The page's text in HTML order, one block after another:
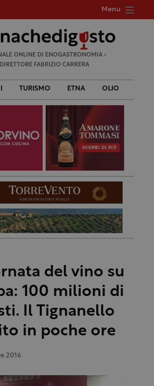
Menu
per:
ONLINE DI ENOGASTRONOMIA •
DIRETTORE FABRIZIO CARRERA
TURISMO ETNA OLIO
del vino su
100 milioni di
Il Tignanello
in poche ore
2016